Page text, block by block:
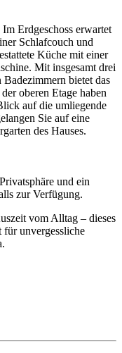
Erdgeschoss erwartet
Schlafcouch und
Küche mit einer
Mit insgesamt drei
bietet das
oberen Etage haben
auf die umliegende
Sie auf eine
des Hauses.
und ein
zur Verfügung.
vom Alltag – dieses
für unvergessliche